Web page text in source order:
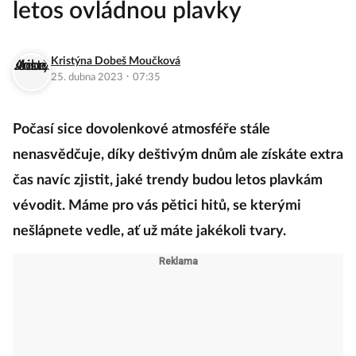
letos ovládnou plavky
Kristýna Dobeš Moučková
25. dubna 2023 · 07:35
Počasí sice dovolenkové atmosféře stále
nenasvědčuje, díky deštivým dnům ale získáte extra
čas navíc zjistit, jaké trendy budou letos plavkám
vévodit. Máme pro vás pětici hitů, se kterými
nešlápnete vedle, ať už máte jakékoli tvary.